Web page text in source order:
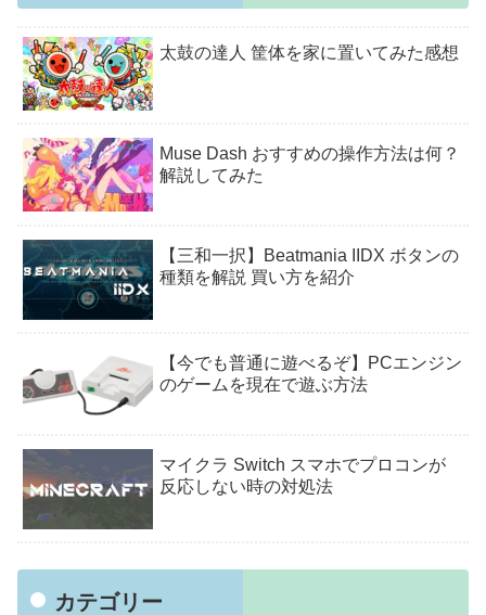
太鼓の達人 筐体を家に置いてみた感想
Muse Dash おすすめの操作方法は何？
解説してみた
【三和一択】Beatmania IIDX ボタンの
種類を解説 買い方を紹介
【今でも普通に遊べるぞ】PCエンジン
のゲームを現在で遊ぶ方法
マイクラ Switch スマホでプロコンが
反応しない時の対処法
カテゴリー